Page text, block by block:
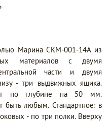
Марина СКМ-001-14А из
материалов с двумя
части и двумя
- три выдвижных ящика.
по глубине на 50 мм.
быть любым. Стандартное: в
- по три полки. Вверху